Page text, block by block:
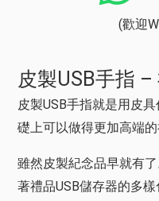
(歡迎
皮製USB手指 –
皮製USB手指就是用皮
礎上可以做得更加高端的
雖然皮製紀念品早就有
著禮品USB儲存器的多樣